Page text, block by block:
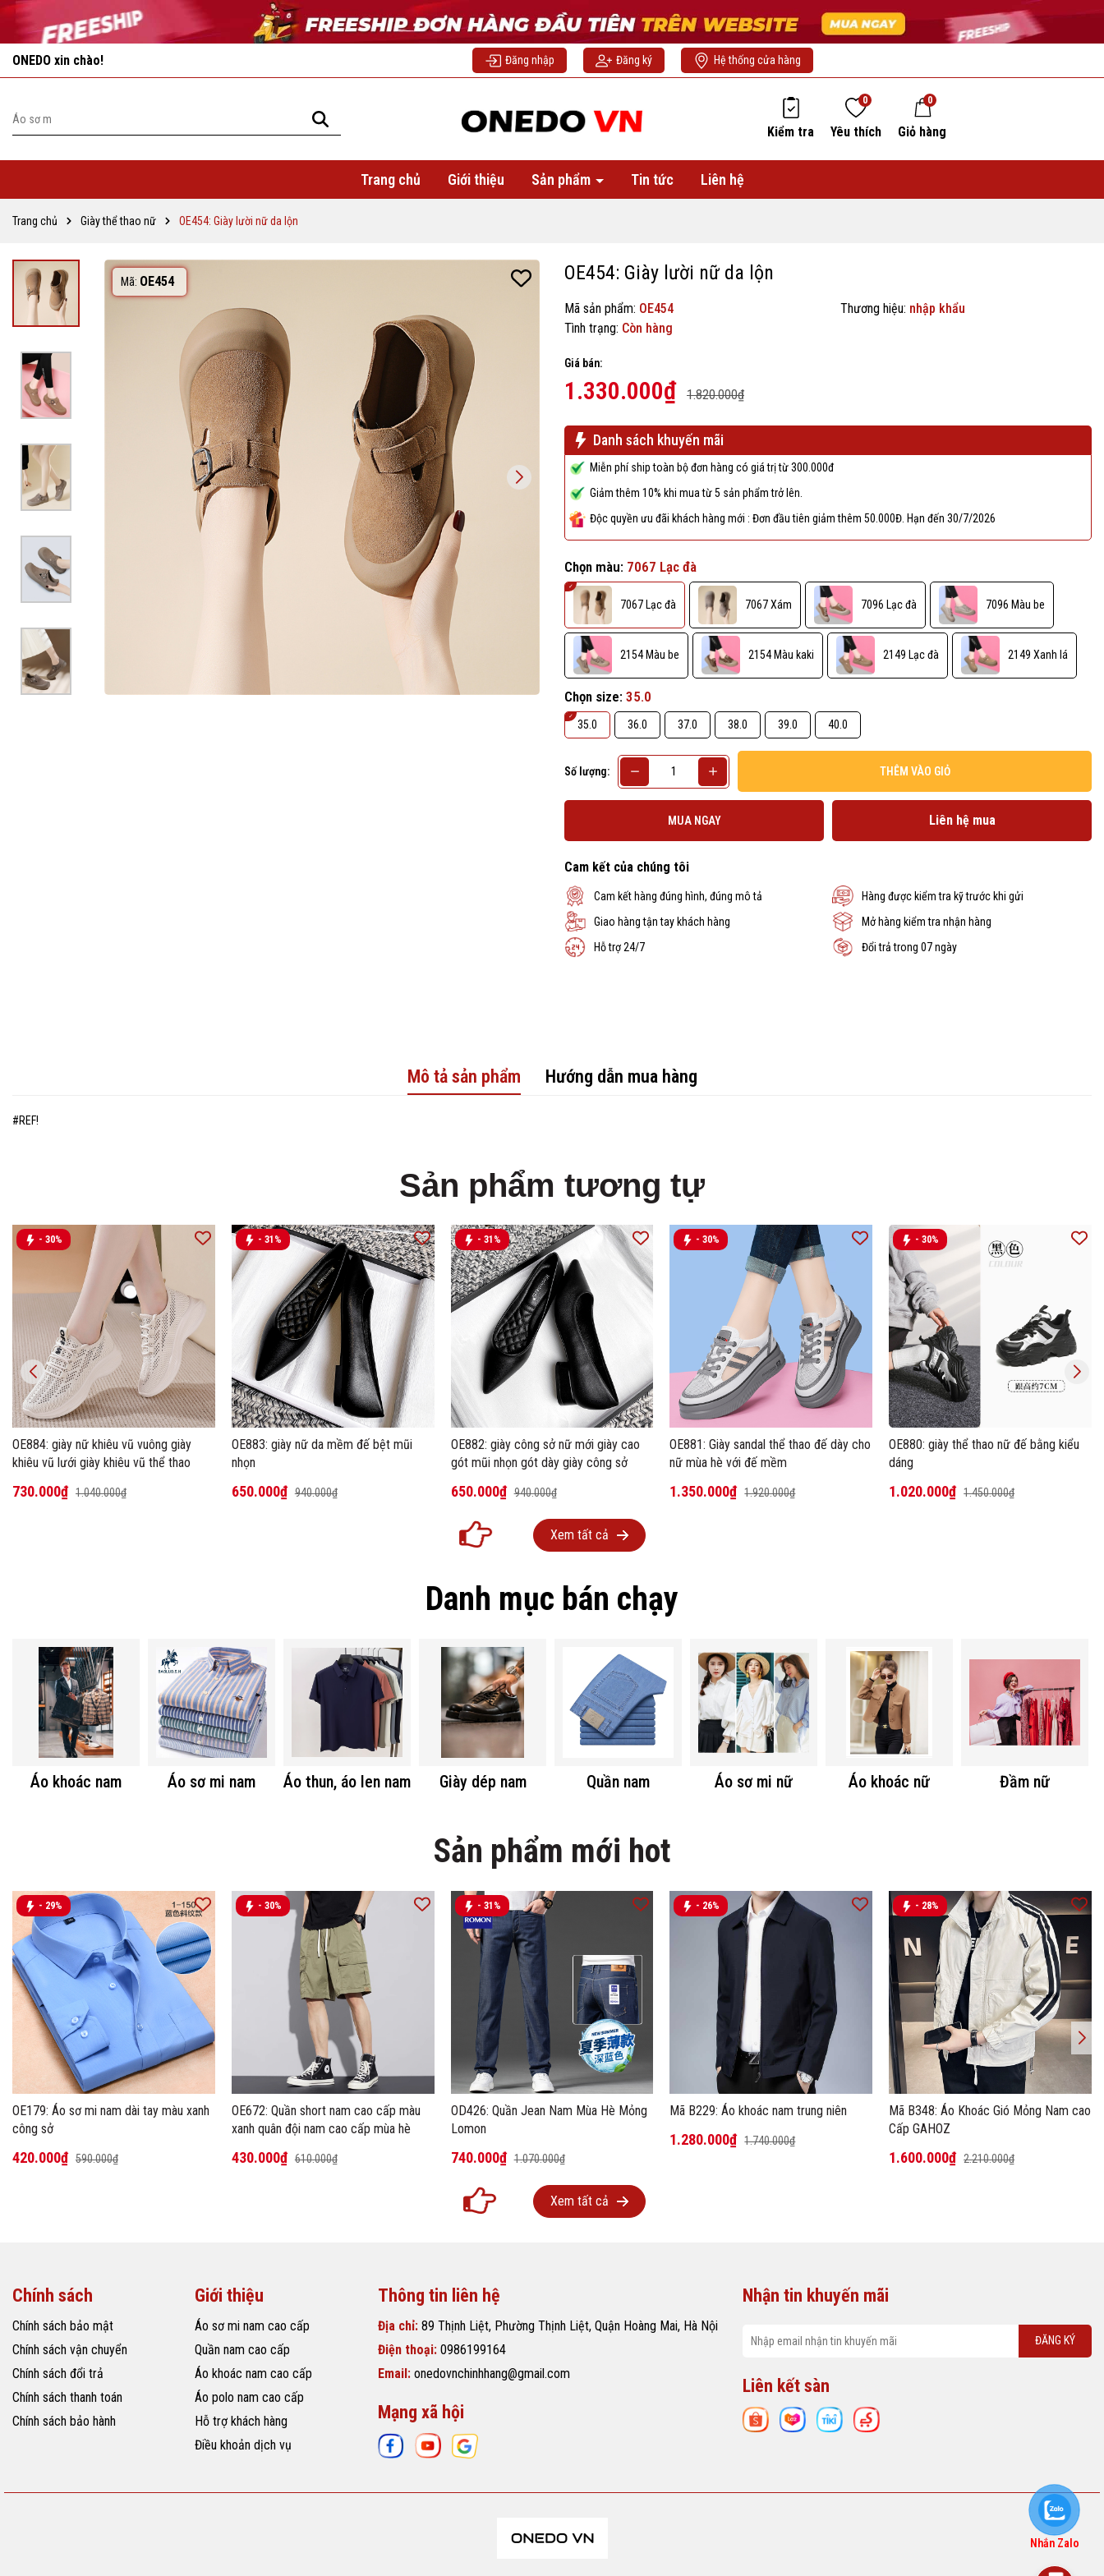
Vô vàn khuyến mãi hấp dẫn đang chờ đợi bạn! Đăng nhập Đăng ký Hệ thống cửa hàng
Kiểm tra Yêu thích
0
Giỏ hàng
0
Trang chủ Giới thiệu Sản phẩm Tin tức Liên hệ
Trang chủ Giày thể thao nữ OE454: Giày lười nữ da lộn
Mã: OE454 OE454: Giày lười nữ da lộn
Mã sản phẩm: OE454 Thương hiệu: nhập khẩu
Tình trạng: Còn hàng
Giá bán:
1.330.000₫ 1.820.000₫
Danh sách khuyến mãi
Miễn phí ship toàn bộ đơn hàng có giá trị từ 300.000đ
Giảm thêm 10% khi mua từ 5 sản phẩm trở lên.
Độc quyền ưu đãi khách hàng mới : Đơn đầu tiên giảm thêm 50.000Đ. Hạn đến 30/7/2026
Chọn màu: 7067 Lạc đà
7067 Lạc đà 7067 Xám 7096 Lạc đà 7096 Màu be
2154 Màu be 2154 Màu kaki 2149 Lạc đà 2149 Xanh lá
Chọn size: 35.0
35.0 36.0 37.0 38.0 39.0 40.0
Số lượng: THÊM VÀO GIỎ
MUA NGAY Liên hệ mua
Cam kết của chúng tôi
Cam kết hàng đúng hình, đúng mô tả
Hàng được kiểm tra kỹ trước khi gửi
Giao hàng tận tay khách hàng
Mở hàng kiểm tra nhận hàng
Hỗ trợ 24/7
Đổi trả trong 07 ngày
Mô tả sản phẩm Hướng dẫn mua hàng
#REF!
Sản phẩm tương tự
- 30%
OE884: giày nữ khiêu vũ vuông giày
khiêu vũ lưới giày khiêu vũ thể thao
730.000₫ 1.040.000₫
- 31%
OE883: giày nữ da mềm đế bệt mũi
nhọn
650.000₫ 940.000₫
- 31%
OE882: giày công sở nữ mới giày cao
gót mũi nhọn gót dày giày công sở
650.000₫ 940.000₫
- 30%
OE881: Giày sandal thể thao đế dày cho
nữ mùa hè với đế mềm
1.350.000₫ 1.920.000₫
- 30%
OE880: giày thể thao nữ đế bằng kiểu
dáng
1.020.000₫ 1.450.000₫
Xem tất cả
Danh mục bán chạy
Áo khoác nam Áo sơ mi nam Áo thun, áo len nam Giày dép nam Quần nam Áo sơ mi nữ Áo khoác nữ Đầm nữ
Sản phẩm mới hot
- 29%
OE179: Áo sơ mi nam dài tay màu xanh
công sở
420.000₫ 590.000₫
- 30%
OE672: Quần short nam cao cấp màu
xanh quân đội nam cao cấp mùa hè
430.000₫ 610.000₫
- 31%
OD426: Quần Jean Nam Mùa Hè Mỏng
Lomon
740.000₫ 1.070.000₫
- 26%
Mã B229: Áo khoác nam trung niên
1.280.000₫ 1.740.000₫
- 28%
Mã B348: Áo Khoác Gió Mỏng Nam cao
Cấp GAHOZ
1.600.000₫ 2.210.000₫
Xem tất cả
Chính sách
Chính sách bảo mật
Chính sách vận chuyển
Chính sách đổi trả
Chính sách thanh toán
Chính sách bảo hành
Giới thiệu
Áo sơ mi nam cao cấp
Quần nam cao cấp
Áo khoác nam cao cấp
Áo polo nam cao cấp
Hỗ trợ khách hàng
Điều khoản dịch vụ
Thông tin liên hệ
Địa chỉ: 89 Thịnh Liệt, Phường Thịnh Liệt, Quận Hoàng Mai, Hà Nội
Điện thoại: 0986199164
Email: onedovnchinhhang@gmail.com
Mạng xã hội
Nhận tin khuyến mãi
ĐĂNG KÝ
Liên kết sàn
Nhắn Zalo